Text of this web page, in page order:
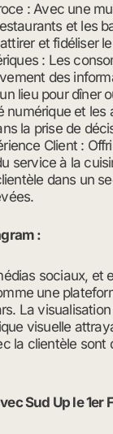
: Avec une
et les
et fidéliser
: Les
des
lieu pour dîner
numérique et les
la prise de
Client :
service à la
dans un
:
sociaux, et
une
La
visuelle
la clientèle sont
Sud Up le 1er